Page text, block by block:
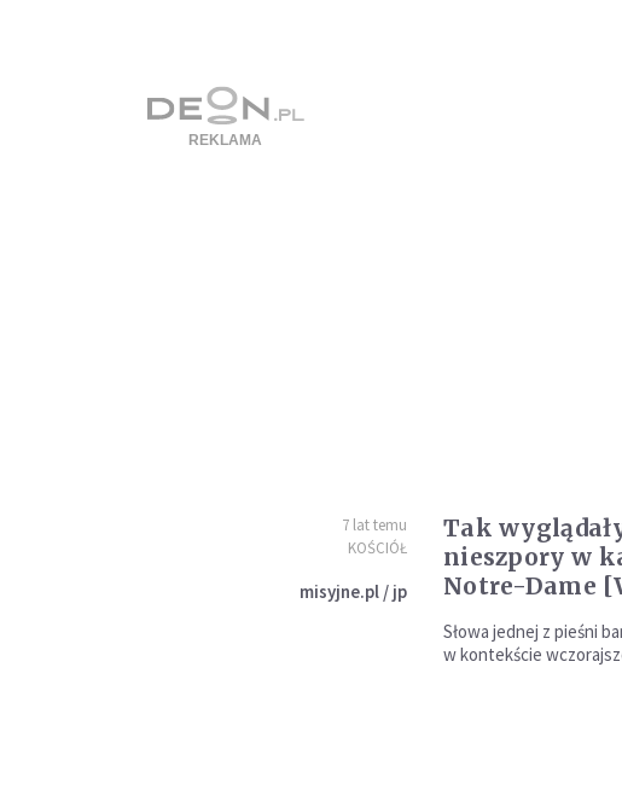
7 lat temu
KOŚCIÓŁ
misyjne.pl / jp
Tak
nieszpory w
Notre-Dame
Słowa jednej z pieśni
w kontekście